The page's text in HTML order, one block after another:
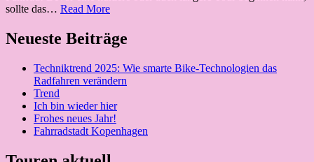
sollte das… Read MoreCheckliste
eine
kleine
Neueste Beiträge
Techniktrend 2025: Wie smarte Bike-Technologien das
Radfahren verändern
Trend
Ich bin wieder hier
Frohes neues Jahr!
Fahrradstadt Kopenhagen